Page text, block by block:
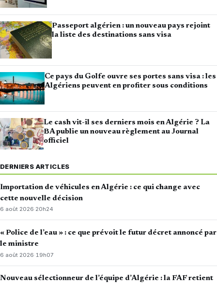
Passeport algérien : un nouveau pays rejoint
la liste des destinations sans visa
Ce pays du Golfe ouvre ses portes sans visa : les
Algériens peuvent en profiter sous conditions
Le cash vit-il ses derniers mois en Algérie ? La
BA publie un nouveau règlement au Journal
officiel
DERNIERS ARTICLES
Importation de véhicules en Algérie : ce qui change avec
cette nouvelle décision
6 août 2026·20h24
« Police de l’eau » : ce que prévoit le futur décret annoncé par
le ministre
6 août 2026· 19h07
Nouveau sélectionneur de l’équipe d’Algérie : la FAF retient